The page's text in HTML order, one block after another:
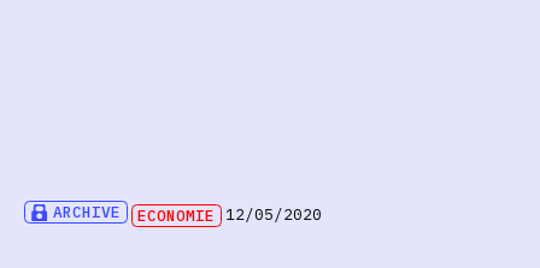
ARCHIVE ECONOMIE 12/05/2020